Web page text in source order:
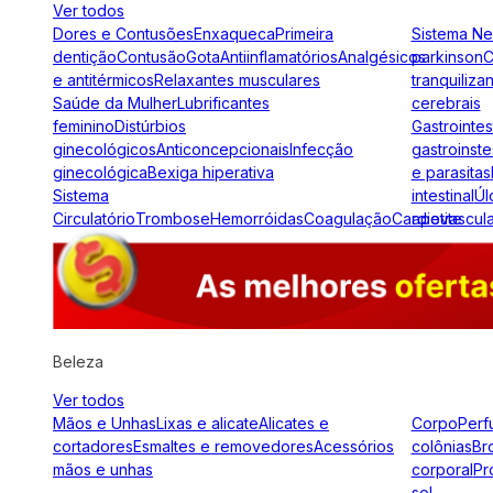
Ver todos
Dores e ContusõesEnxaquecaPrimeira
dentiçãoContusãoGotaAntiinflamatóriosAnalgésicos
e antitérmicosRelaxantes musculares
Saúde da MulherLubrificantes
femininoDistúrbios
ginecológicosAnticoncepcionaisInfecção
ginecológicaBexiga hiperativa
Sistema
CirculatórioTromboseHemorróidasCoagulação
Sistema
parkinson
cerebrais
e parasitas
intestinal
apetite
Beleza
Ver todos
Mãos e UnhasLixas e alicateAlicates e
cortadoresEsmaltes e removedoresAcessórios
mãos e unhas
Corpo
colônias
corporal